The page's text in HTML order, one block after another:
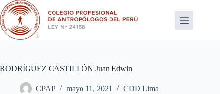
Saltar
al
contenido
RODRÍGUEZ CASTILLÓN Juan Edwin
CPAP mayo 11, 2021 CDD Lima